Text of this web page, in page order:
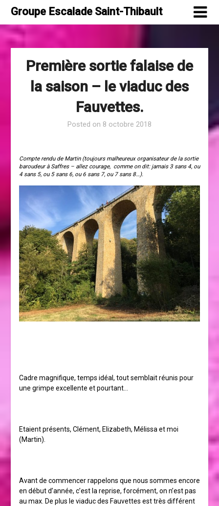
Skip
content
Groupe Escalade Saint-Thibault
Première sortie falaise de
la saison – le viaduc des
Fauvettes.
Posted on 8 octobre 2018
Compte rendu de Martin (toujours malheureux organisateur de la sortie
baroudeur à Saffres – allez courage, comme on dit: jamais 3 sans 4, ou
4 sans 5, ou 5 sans 6, ou 6 sans 7, ou 7 sans 8…).
Cadre magnifique, temps idéal, tout semblait réunis pour
une grimpe excellente et pourtant…
Etaient présents, Clément, Elizabeth, Mélissa et moi
(Martin).
Avant de commencer rappelons que nous sommes encore
en début d’année, c’est la reprise, forcément, on n’est pas
au max. De plus le viaduc des Fauvettes est très différent